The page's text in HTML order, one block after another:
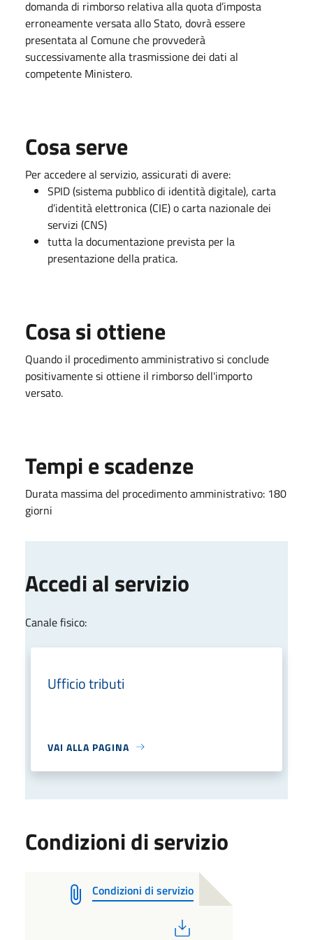
domanda di rimborso relativa alla quota d’imposta
erroneamente versata allo Stato, dovrà essere
presentata al Comune che provvederà
successivamente alla trasmissione dei dati al
competente Ministero.
Cosa serve
Per accedere al servizio, assicurati di avere:
SPID (sistema pubblico di identità digitale), carta
d’identità elettronica (CIE) o carta nazionale dei
servizi (CNS)
tutta la documentazione prevista per la
presentazione della pratica.
Cosa si ottiene
Quando il procedimento amministrativo si conclude
positivamente si ottiene il rimborso dell'importo
versato.
Tempi e scadenze
Durata massima del procedimento amministrativo: 180
giorni
Accedi al servizio
Canale fisico:
Ufficio tributi
VAI ALLA PAGINA
Condizioni di servizio
Condizioni di servizio